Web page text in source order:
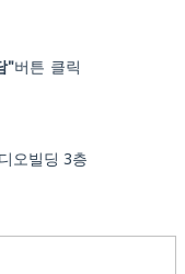
"버튼 클릭
오빌딩 3층